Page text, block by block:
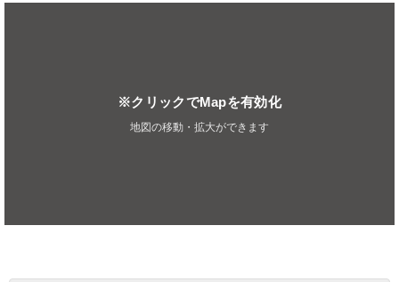
※クリックでMapを有効化
地図の移動・拡大ができます